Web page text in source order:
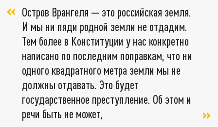
Остров Врангеля — это российская земля.
И мы ни пяди родной земли не отдадим.
Тем более в Конституции у нас конкретно
написано по последним поправкам, что ни
одного квадратного метра земли мы не
должны отдавать. Это будет
государственное преступление. Об этом и
речи быть не может,